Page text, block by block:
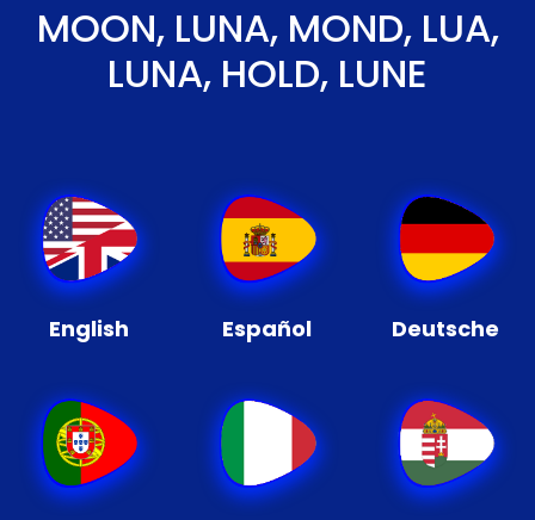
MOON, LUNA, MOND, LUA,
LUNA, HOLD, LUNE
English Español Deutsche